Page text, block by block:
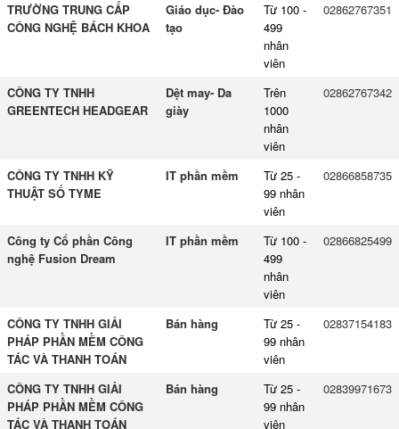
TRƯỜNG TRUNG CẤP
CÔNG NGHỆ BÁCH KHOA
Giáo dục- Đào
tạo
Từ 100 -
499
nhân
viên
02862767351
CÔNG TY TNHH
GREENTECH HEADGEAR
Dệt may- Da
giày
Trên
1000
nhân
viên
02862767342
CÔNG TY TNHH KỸ
THUẬT SỐ TYME
IT phần mềm
Từ 25 -
99 nhân
viên
02866858735
Công ty Cổ phần Công
nghệ Fusion Dream
IT phần mềm
Từ 100 -
499
nhân
viên
02866825499
CÔNG TY TNHH GIẢI
PHÁP PHẦN MỀM CÔNG
TÁC VÀ THANH TOÁN
Bán hàng
Từ 25 -
99 nhân
viên
02837154183
CÔNG TY TNHH GIẢI
PHÁP PHẦN MỀM CÔNG
TÁC VÀ THANH TOÁN
Bán hàng
Từ 25 -
99 nhân
viên
02839971673